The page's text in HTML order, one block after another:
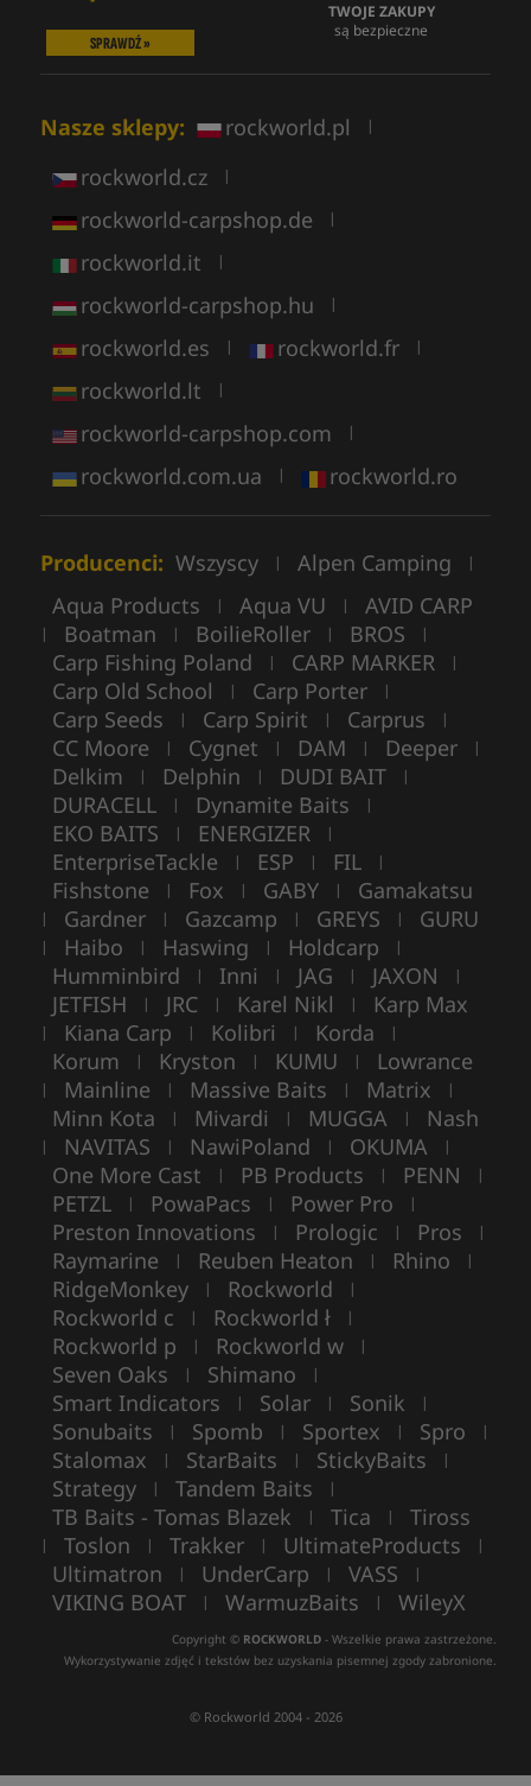
SPRAWDŹ »
TWOJE ZAKUPY
są bezpieczne
Nasze sklepy: rockworld.pl |
rockworld.cz |
rockworld-carpshop.de |
rockworld.it |
rockworld-carpshop.hu |
rockworld.es | rockworld.fr |
rockworld.lt |
rockworld-carpshop.com |
rockworld.com.ua | rockworld.ro
Producenci: Wszyscy | Alpen Camping |
Aqua Products | Aqua VU | AVID CARP
| Boatman | BoilieRoller | BROS |
Carp Fishing Poland | CARP MARKER |
Carp Old School | Carp Porter |
Carp Seeds | Carp Spirit | Carprus |
CC Moore | Cygnet | DAM | Deeper |
Delkim | Delphin | DUDI BAIT |
DURACELL | Dynamite Baits |
EKO BAITS | ENERGIZER |
EnterpriseTackle | ESP | FIL |
Fishstone | Fox | GABY | Gamakatsu
| Gardner | Gazcamp | GREYS | GURU
| Haibo | Haswing | Holdcarp |
Humminbird | Inni | JAG | JAXON |
JETFISH | JRC | Karel Nikl | Karp Max
| Kiana Carp | Kolibri | Korda |
Korum | Kryston | KUMU | Lowrance
| Mainline | Massive Baits | Matrix |
Minn Kota | Mivardi | MUGGA | Nash
| NAVITAS | NawiPoland | OKUMA |
One More Cast | PB Products | PENN |
PETZL | PowaPacs | Power Pro |
Preston Innovations | Prologic | Pros |
Raymarine | Reuben Heaton | Rhino |
RidgeMonkey | Rockworld |
Rockworld c | Rockworld ł |
Rockworld p | Rockworld w |
Seven Oaks | Shimano |
Smart Indicators | Solar | Sonik |
Sonubaits | Spomb | Sportex | Spro |
Stalomax | StarBaits | StickyBaits |
Strategy | Tandem Baits |
TB Baits - Tomas Blazek | Tica | Tiross
| Toslon | Trakker | UltimateProducts |
Ultimatron | UnderCarp | VASS |
VIKING BOAT | WarmuzBaits | WileyX
Copyright © ROCKWORLD - Wszelkie prawa zastrzeżone.
Wykorzystywanie zdjęć i tekstów bez uzyskania pisemnej zgody zabronione.
© Rockworld 2004 - 2026